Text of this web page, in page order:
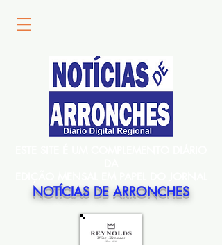
NOTÍCIAS DE ARRONCHES